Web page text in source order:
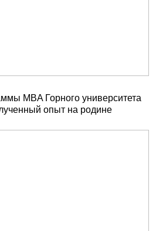
MBA Горного университета
опыт на родине